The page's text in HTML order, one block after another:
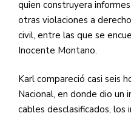
quien construyera
otras violaciones a
civil, entre las que se
Inocente Montano.
Karl compareció casi seis
Nacional, en donde dio
cables desclasificados, los